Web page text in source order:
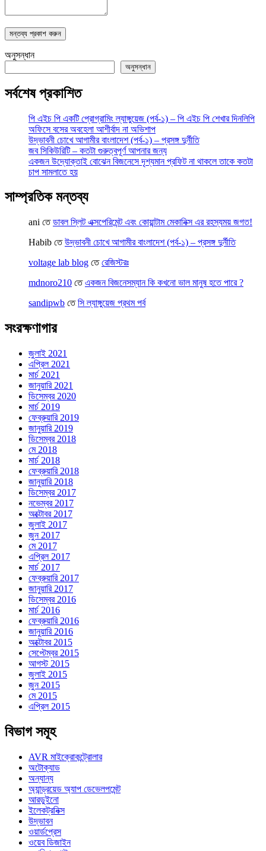
মন্তব্য প্রকাশ করুন
অনুসন্ধান
অনুসন্ধান
সর্বশেষ প্রকাশিত
পি এইচ পি একটি প্রোগ্রামিং ল্যাঙ্গুয়েজ (পর্ব-১) – পি এইচ পি শেখার দিনলিপি
অফিসে বসের অবহেলা আশীর্বাদ না অভিশাপ
উদ্ভাবনী চোখে আগামীর বাংলাদেশ (পর্ব-১) – প্রসঙ্গ দুর্নীতি
জব সিকিউরিটি – কতটা গুরুত্বপূর্ণ আপনার জন্য
একজন উদ্যোক্তাই বোঝেন বিজনেসে দৃশ্যমান প্রফিট না থাকলে তাকে কতটা
চাপ সামলাতে হয়
সাম্প্রতিক মন্তব্য
ani তেডাবল স্লিট এক্সপেরিমেন্ট এবং কোয়ান্টাম মেকানিক্স এর রহস্যময় জগত!
Habib তেউদ্ভাবনী চোখে আগামীর বাংলাদেশ (পর্ব-১) – প্রসঙ্গ দুর্নীতি
voltage lab blog তেরেজিস্টরঃ
mdnoro210 তেএকজন বিজনেসম্যান কি কখনো ভাল মানুষ হতে পারে ?
sandipwb তেসি ল্যাঙ্গুয়েজ প্রথম পর্ব
সংরক্ষণাগার
জুলাই 2021
এপ্রিল 2021
মার্চ 2021
জানুয়ারি 2021
ডিসেম্বর 2020
মার্চ 2019
ফেব্রুয়ারি 2019
জানুয়ারি 2019
ডিসেম্বর 2018
মে 2018
মার্চ 2018
ফেব্রুয়ারি 2018
জানুয়ারি 2018
ডিসেম্বর 2017
নভেম্বর 2017
অক্টোবর 2017
জুলাই 2017
জুন 2017
মে 2017
এপ্রিল 2017
মার্চ 2017
ফেব্রুয়ারি 2017
জানুয়ারি 2017
ডিসেম্বর 2016
মার্চ 2016
ফেব্রুয়ারি 2016
জানুয়ারি 2016
অক্টোবর 2015
সেপ্টেম্বর 2015
আগস্ট 2015
জুলাই 2015
জুন 2015
মে 2015
এপ্রিল 2015
বিভাগ সমূহ
AVR মাইক্রোকন্ট্রোলার
অটোক্যাড
অন্যান্য
অ্যান্ড্রয়েড অ্যাপ ডেভেলপমেন্ট
আরডুইনো
ইলেকট্রনিক্স
উদ্ভাবন
ওয়ার্ডপ্রেস
ওয়েব ডিজাইন